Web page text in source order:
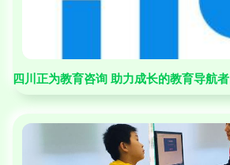
四川正为教育咨询 助力成长的教育导航者